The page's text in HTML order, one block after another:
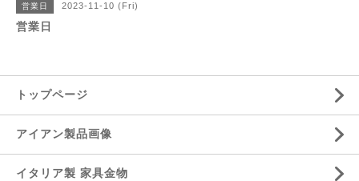
営業日 2023-11-10 (Fri)
営業日
トップページ
アイアン製品画像
イタリア製 家具金物